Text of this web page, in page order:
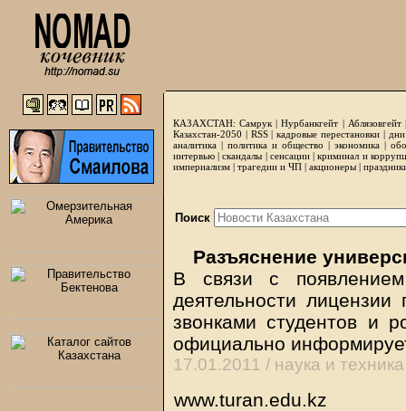
КАЗАХСТАН: Самрук |Нурбанкгейт | Аблязовгейт
Казахстан-2050 | RSS|кадровые перестановки|
аналитика | политика и общество | экономика |
интервью |скандалы | сенсации|криминал и
империализм | трагедии и ЧП | акционеры |
Поиск
Разъяснение
В связи с
деятельности лицензии
звонками студентов и
официально
17.01.2011 / наука и техника
www.turan.edu.kz